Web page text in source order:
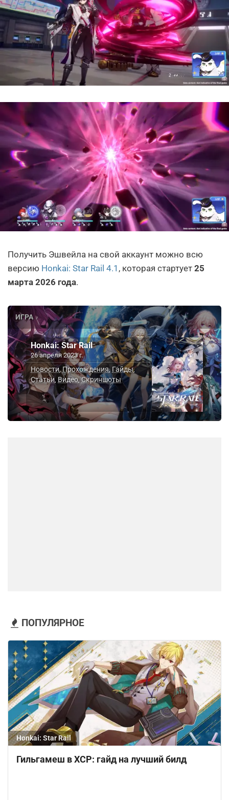
Получить Эшвейла на свой аккаунт можно всю
версию Honkai: Star Rail 4.1 , которая стартует 25
марта 2026 года.
ИГРА
Honkai: Star Rail
26 апреля 2023 г.
Новости,Прохождения, Гайды,
Статьи, Видео,Скриншоты
ПОПУЛЯРНОЕ
Honkai: Star Rail
Гильгамеш в ХСР: гайд на лучший билд